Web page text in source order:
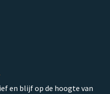
en blijf op de hoogte van